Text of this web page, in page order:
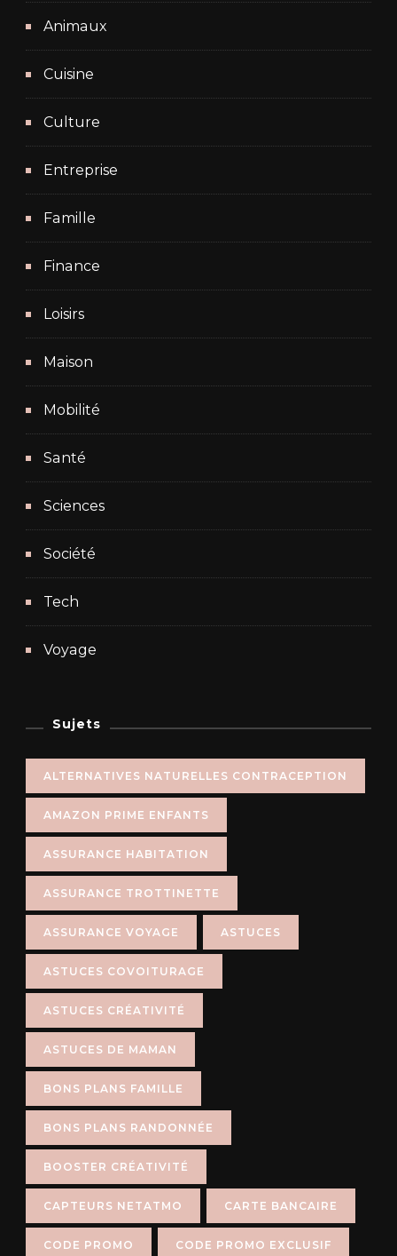
Animaux
Cuisine
Culture
Entreprise
Famille
Finance
Loisirs
Maison
Mobilité
Santé
Sciences
Société
Tech
Voyage
Sujets
ALTERNATIVES NATURELLES CONTRACEPTION
AMAZON PRIME ENFANTS
ASSURANCE HABITATION
ASSURANCE TROTTINETTE
ASSURANCE VOYAGE ASTUCES
ASTUCES COVOITURAGE
ASTUCES CRÉATIVITÉ
ASTUCES DE MAMAN
BONS PLANS FAMILLE
BONS PLANS RANDONNÉE
BOOSTER CRÉATIVITÉ
CAPTEURS NETATMO CARTE BANCAIRE
CODE PROMO CODE PROMO EXCLUSIF